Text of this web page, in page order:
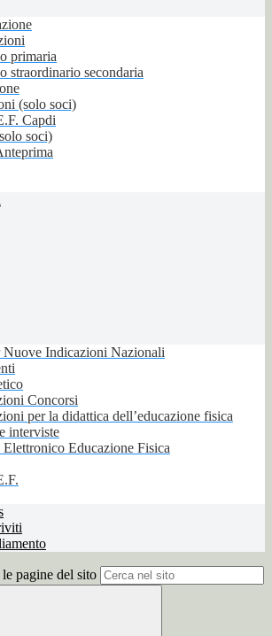
primaria
straordinario secondaria
(solo soci)
Capdi
soci)
Nuove Indicazioni Nazionali
Concorsi
per la didattica dell’educazione fisica
interviste
Elettronico Educazione Fisica
pagine del sito